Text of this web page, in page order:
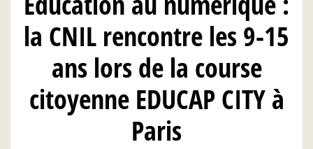
L
la CNIL rencontre les 9-15
ans lors de la course
citoyenne EDUCAP CITY à
Paris